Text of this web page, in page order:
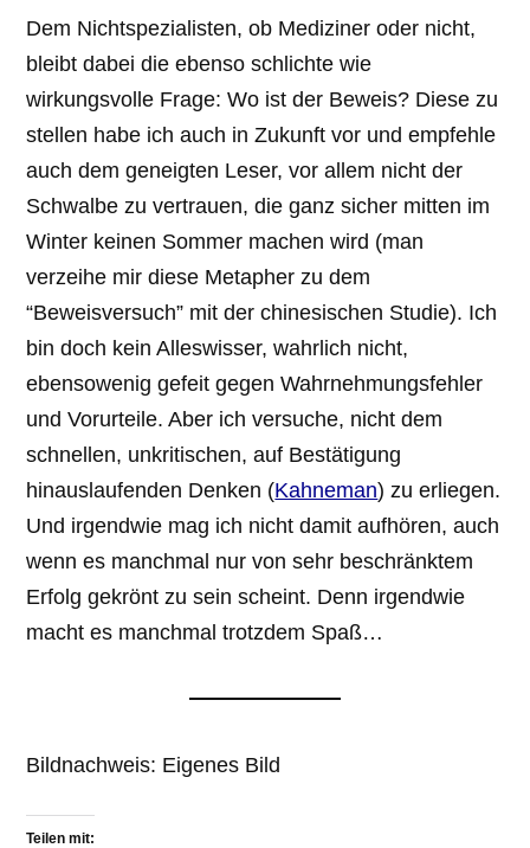
Dem Nichtspezialisten, ob Mediziner oder nicht,
bleibt dabei die ebenso schlichte wie
wirkungsvolle Frage: Wo ist der Beweis? Diese zu
stellen habe ich auch in Zukunft vor und empfehle
auch dem geneigten Leser, vor allem nicht der
Schwalbe zu vertrauen, die ganz sicher mitten im
Winter keinen Sommer machen wird (man
verzeihe mir diese Metapher zu dem
“Beweisversuch” mit der chinesischen Studie). Ich
bin doch kein Alleswisser, wahrlich nicht,
ebensowenig gefeit gegen Wahrnehmungsfehler
und Vorurteile. Aber ich versuche, nicht dem
schnellen, unkritischen, auf Bestätigung
hinauslaufenden Denken (Kahneman) zu erliegen.
Und irgendwie mag ich nicht damit aufhören, auch
wenn es manchmal nur von sehr beschränktem
Erfolg gekrönt zu sein scheint. Denn irgendwie
macht es manchmal trotzdem Spaß…
Bildnachweis: Eigenes Bild
Teilen mit: